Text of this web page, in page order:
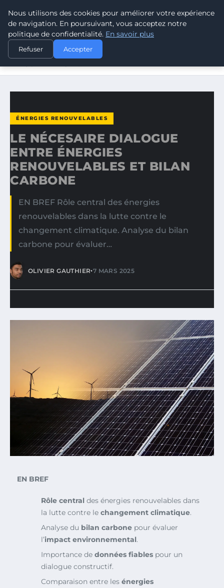
CLIMATE GUARDIAN
ACCUEIL
ÉNERGIES RENOUVELABLES
LE NÉCESAIRE DIALOGUE ENTRE ÉNERGIES
ÉNERGIES RENOUVELABLES
LE NÉCESAIRE DIALOGUE
ENTRE ÉNERGIES
RENOUVELABLES ET BILAN
CARBONE
EN BREF Rôle central des énergies
renouvelables dans la lutte contre le
changement climatique. Analyse du bilan
carbone pour évaluer…
OLIVIER GAUTHIER•7 MARS 2025
EN BREF
Rôle central des énergies renouvelables dans
la lutte contre le changement climatique.
Analyse du bilan carbone pour évaluer
l’impact environnemental.
Importance de données fiables pour un
dialogue constructif.
Comparaison entre les énergies
Nous utilisons des cookies pour améliorer votre expérience
de navigation. En poursuivant, vous acceptez notre
politique de confidentialité. En savoir plus
Refuser Accepter